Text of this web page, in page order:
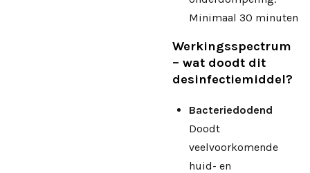
Minimaal 30 minuten
Werkingsspectrum
– wat doodt dit
desinfectiemiddel?
Bacteriedodend
Doodt
veelvoorkomende
huid- en